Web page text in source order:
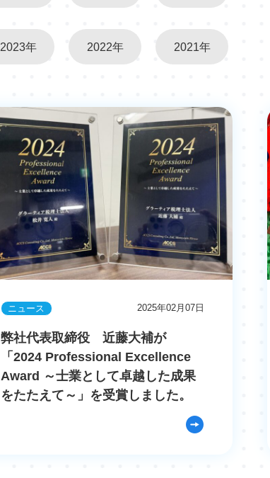
2023年 2022年 2021年
ニュース 2025年02月07日
弊社代表取締役 近藤大補が
「2024 Professional Excellence
Award ～士業として卓越した成果
をたたえて～」を受賞しました。